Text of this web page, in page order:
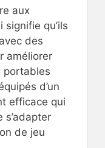
aux
qu’ils
des
améliorer
portables
d’un
efficace qui
s’adapter
de jeu